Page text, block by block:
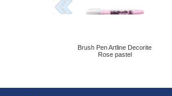
Brush Pen Artline Decorite
Rose pastel